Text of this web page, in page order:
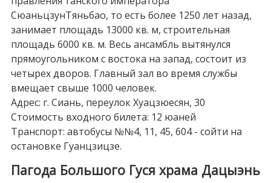
СюаньцзунТяньбао, то есть более 1250 лет назад,
занимает площадь 13000 кв. м, строительная
площадь 6000 кв. м. Весь ансамбль вытянулся
прямоугольником с востока на запад, состоит из
четырех дворов. Главный зал во время службы
вмещает свыше 1000 человек.
Адрес: г. Сиань, переулок Хуацзюесян, 30
Стоимость входного билета: 12 юаней
Транспорт: автобусы №№4, 11, 45, 604 - сойти на
остановке Гуанцзицзе.
Пагода Большого Гуся храма Дацыэнь